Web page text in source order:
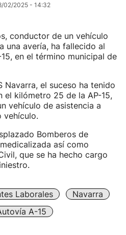
02/2025 - 14:32
conductor de un vehículo
una avería, ha fallecido al
en el término municipal de
Navarra, el suceso ha tenido
el kilómetro 25 de la AP-15,
vehículo de asistencia a
vehículo.
Bomberos de
así como
que se ha hecho cargo
Laborales
Navarra
A-15